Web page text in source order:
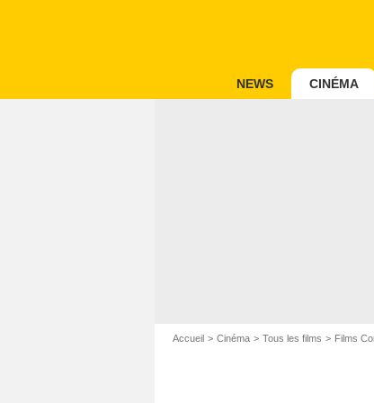
NEWS CINÉMA
Accueil Cinéma Tous les films Films